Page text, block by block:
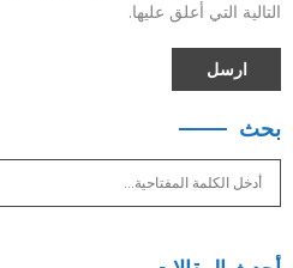
التالية التي أعلق عليها.
بحث